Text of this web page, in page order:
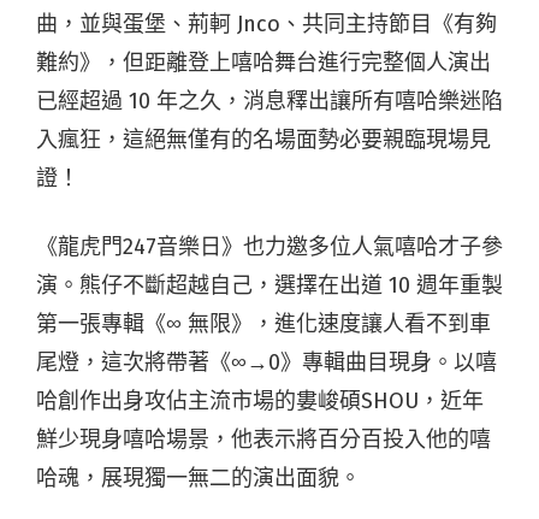
曲，並與蛋堡、荊軻 Jnco、共同主持節目《有夠
難約》，但距離登上嘻哈舞台進行完整個人演出
已經超過 10 年之久，消息釋出讓所有嘻哈樂迷陷
入瘋狂，這絕無僅有的名場面勢必要親臨現場見
證！
《龍虎門247音樂日》也力邀多位人氣嘻哈才子參
演。熊仔不斷超越自己，選擇在出道 10 週年重製
第一張專輯《∞ 無限》，進化速度讓人看不到車
尾燈，這次將帶著《∞→0》專輯曲目現身。以嘻
哈創作出身攻佔主流市場的婁峻碩SHOU，近年
鮮少現身嘻哈場景，他表示將百分百投入他的嘻
哈魂，展現獨一無二的演出面貌。